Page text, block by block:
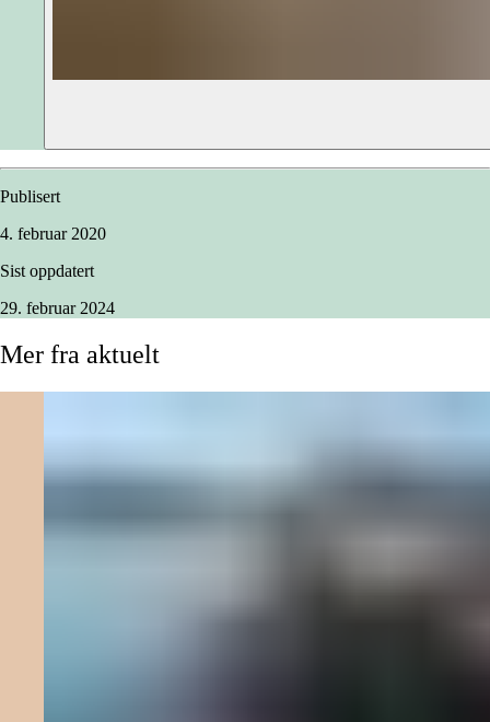
Publisert
4. februar 2020
Sist oppdatert
29. februar 2024
Mer fra aktuelt